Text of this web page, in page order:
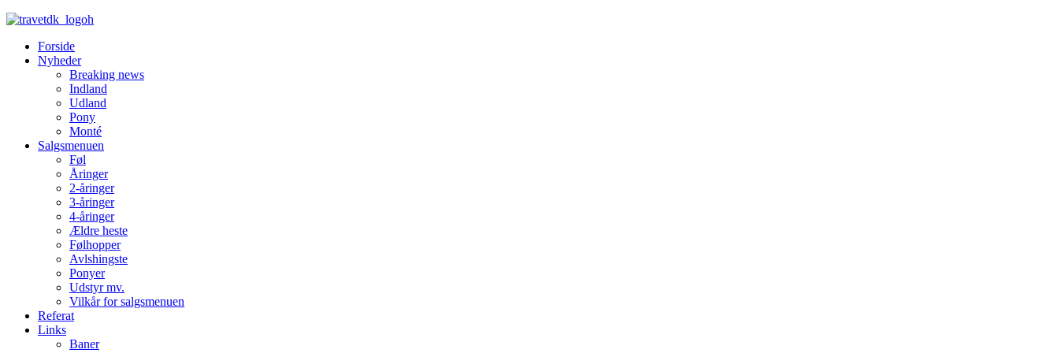
Forside
Nyheder
Breaking news
Indland
Udland
Pony
Monté
Salgsmenuen
Føl
Åringer
2-åringer
3-åringer
4-åringer
Ældre heste
Følhopper
Avlshingste
Ponyer
Udstyr mv.
Vilkår for salgsmenuen
Referat
Links
Baner